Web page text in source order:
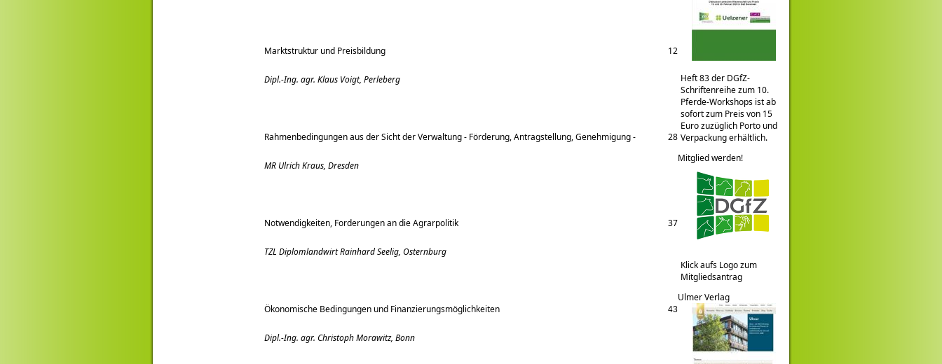
Marktstruktur und Preisbildung 12
Dipl.-Ing. agr. Klaus Voigt, Perleberg
Rahmenbedingungen aus der Sicht der Verwaltung - Förderung, Antragstellung, Genehmigung - 28
MR Ulrich Kraus, Dresden
Notwendigkeiten, Forderungen an die Agrarpolitik 37
TZL Diplomlandwirt Rainhard Seelig, Osternburg
Ökonomische Bedingungen und Finanzierungsmöglichkeiten 43
Dipl.-Ing. agr. Christoph Morawitz, Bonn
Heft 83 der DGfZ-
Schriftenreihe zum 10.
Pferde-Workshops ist ab
sofort zum Preis von 15
Euro zuzüglich Porto und
Verpackung erhältlich.
Mitglied werden!
Klick aufs Logo zum
Mitgliedsantrag
Ulmer Verlag